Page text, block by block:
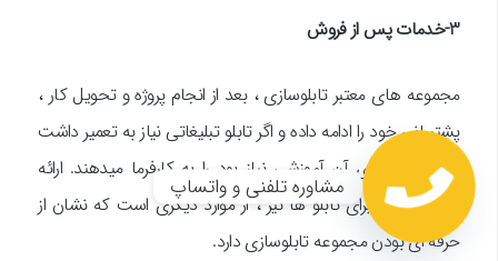
3-خدمات پس از فروش
مجموعه های معتبر تابلوسازی ، بعد از انجام پروژه و تحویل کار ،
پشتیبانی خود را ادامه داده و اگر تابلو تبلیغاتی نیاز به تعمیر داشت
یا برای نگهداری آن آموزشی نیاز بود را به کارفرما میدهند. ارائه
گارانتی معتبر برای تابلو ها نیز ، از موارد دیگری است که نشان از
حرفه ای بودن مجموعه تابلوسازی دارد.
مشاوره تلفنی و واتساپ
Open